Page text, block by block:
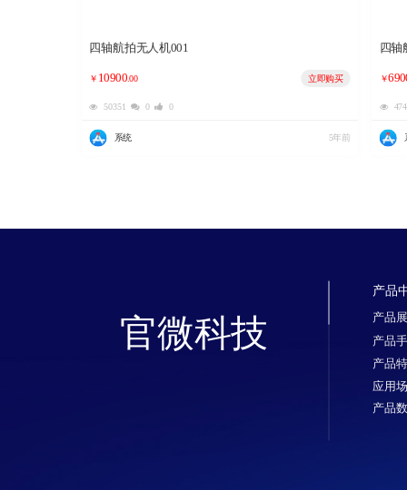
四轴航拍无人机001
￥ 10900.00 立即购买
50351 0 0
系统 5年前
四轴
￥
产品
产品
应用
产品
产品
产品
官微科技